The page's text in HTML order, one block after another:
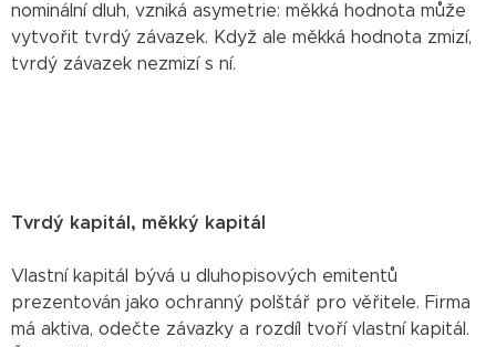
nominální dluh, vzniká asymetrie: měkká hodnota může
vytvořit tvrdý závazek. Když ale měkká hodnota zmizí,
tvrdý závazek nezmizí s ní.
Tvrdý kapitál, měkký kapitál
Vlastní kapitál bývá u dluhopisových emitentů
prezentován jako ochranný polštář pro věřitele. Firma
má aktiva, odečte závazky a rozdíl tvoří vlastní kapitál.